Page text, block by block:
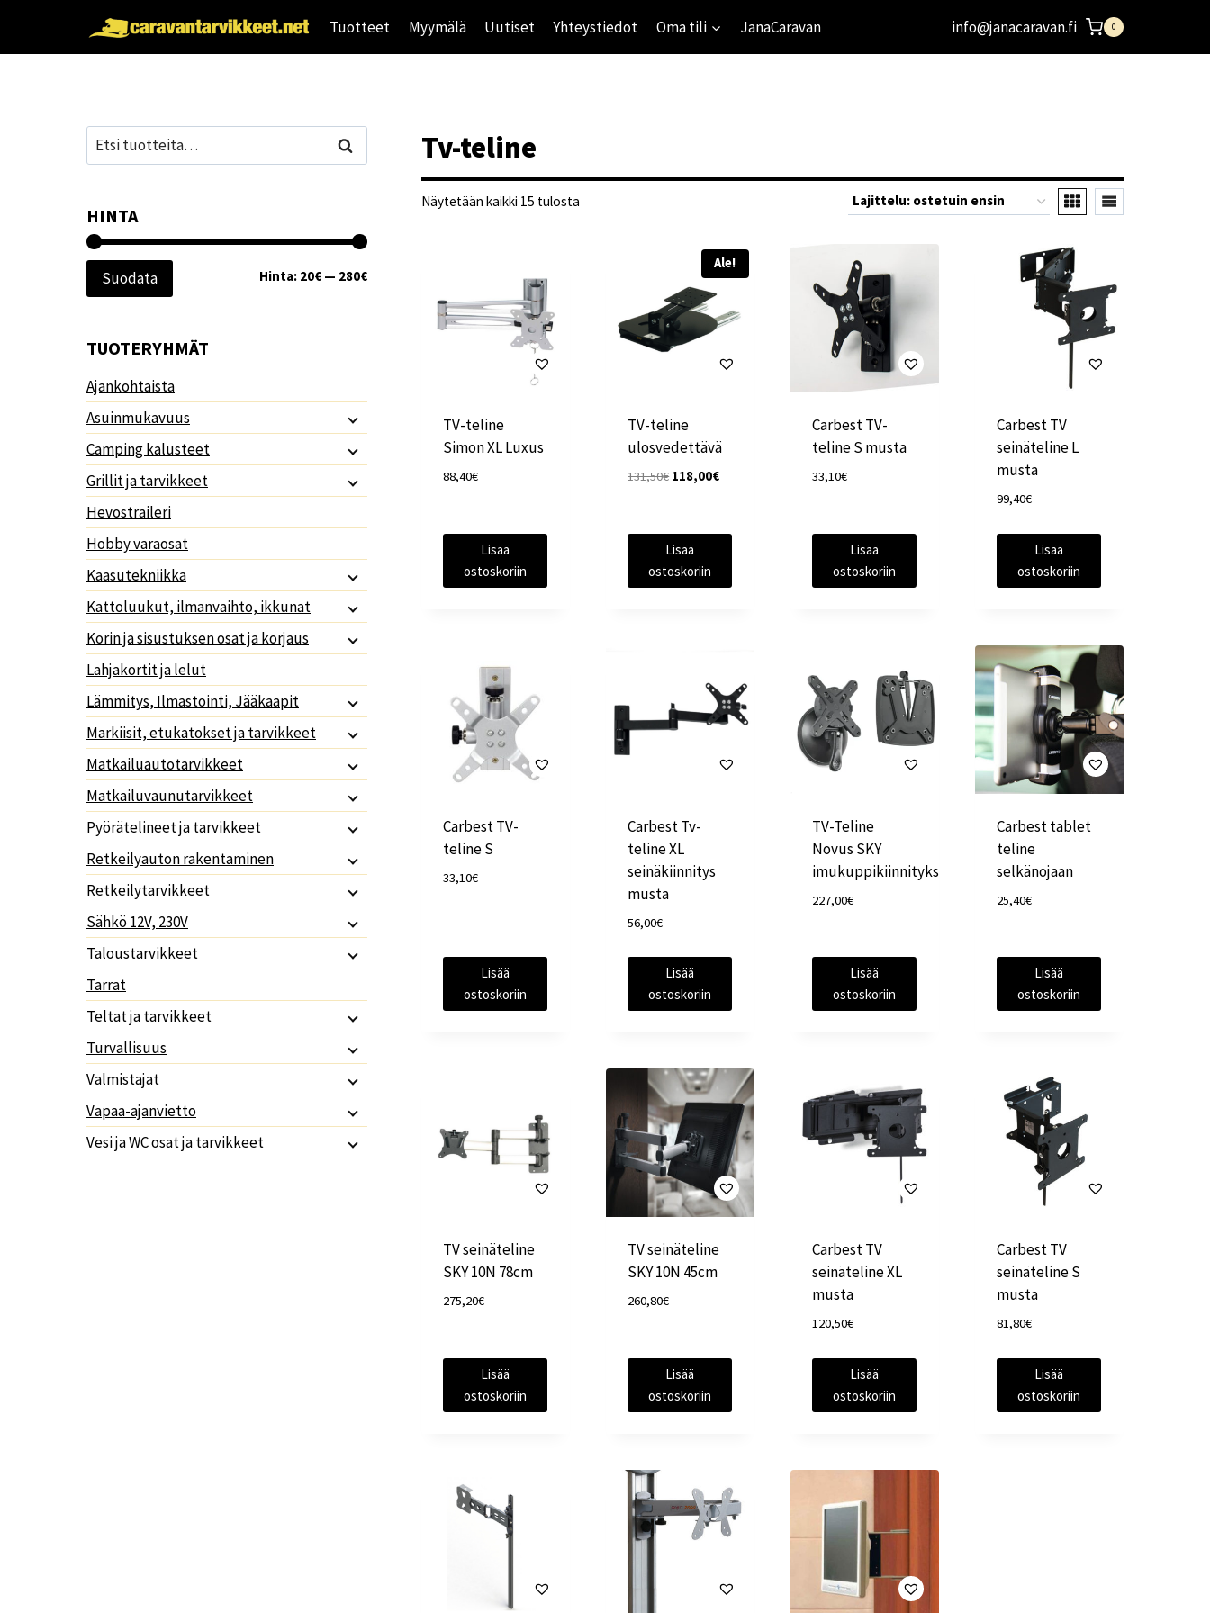
Tuotteet Myymälä Uutiset Yhteystiedot Oma tili JanaCaravan info@janacaravan.fi 0
Tv-teline
Näytetään kaikki 15 tulostaSuosituimmat
TV-teline
Simon XL Luxus
88,40€
Lisää
ostoskoriin
Ale!
TV-teline
ulosvedettävä
131,50€ Alkuperäinen
131,50€.
118,00€Nykyinen
118,00€.
Lisää
ostoskoriin
Carbest TV-
teline S musta
33,10€
Lisää
ostoskoriin
Carbest TV
seinäteline L
musta
99,40€
Lisää
ostoskoriin
Carbest TV-
teline S
33,10€
Lisää
ostoskoriin
Carbest Tv-
teline XL
seinäkiinnitys
musta
56,00€
Lisää
ostoskoriin
TV-Teline
Novus SKY
imukuppikiinnityksellä
227,00€
Lisää
ostoskoriin
Carbest tablet
teline
selkänojaan
25,40€
Lisää
ostoskoriin
TV seinäteline
SKY 10N 78cm
275,20€
Lisää
ostoskoriin
TV seinäteline
SKY 10N 45cm
260,80€
Lisää
ostoskoriin
Carbest TV
seinäteline XL
musta
120,50€
Lisää
ostoskoriin
Carbest TV
seinäteline S
musta
81,80€
Lisää
ostoskoriin
Etsi: Haku
HINTA
Minimihinta
Maksimihinta
Suodata Hinta: 20€ — 280€
TUOTERYHMÄT
Ajankohtaista
Asuinmukavuus
Camping kalusteet
Grillit ja tarvikkeet
Hevostraileri
Hobby varaosat
Kaasutekniikka
Kattoluukut, ilmanvaihto, ikkunat
Korin ja sisustuksen osat ja korjaus
Lahjakortit ja lelut
Lämmitys, Ilmastointi, Jääkaapit
Markiisit, etukatokset ja tarvikkeet
Matkailuautotarvikkeet
Matkailuvaunutarvikkeet
Pyörätelineet ja tarvikkeet
Retkeilyauton rakentaminen
Retkeilytarvikkeet
Sähkö 12V, 230V
Taloustarvikkeet
Tarrat
Teltat ja tarvikkeet
Turvallisuus
Valmistajat
Vapaa-ajanvietto
Vesi ja WC osat ja tarvikkeet